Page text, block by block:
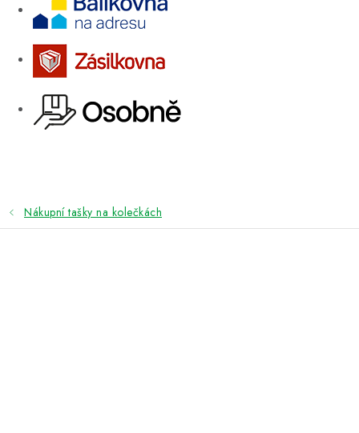
Nákupní tašky na kolečkách